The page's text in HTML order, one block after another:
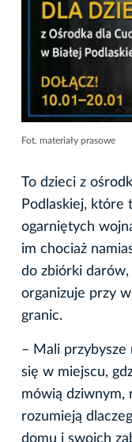
Fot. materiały prasowe
To dzieci z
Podlaskiej, które
ogarniętych
im chociaż
do zbiórki
organizuje przy
granic.
– Mali przybysze
się w miejscu,
mówią dziwnym,
rozumieją
domu i swoich